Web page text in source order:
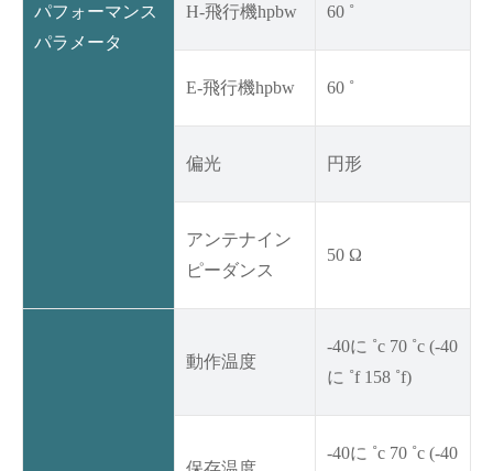
パフォーマンス
パラメータ
H-飛行機hpbw 60 ˚
E-飛行機hpbw 60 ˚
偏光 円形
アンテナイン
ピーダンス
50 Ω
動作温度
-40に ˚c 70 ˚c (-40
に ˚f 158 ˚f)
-40に ˚c 70 ˚c (-40